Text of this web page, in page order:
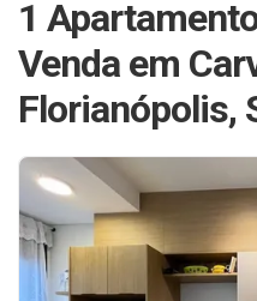
1
Venda em
Florianópolis,